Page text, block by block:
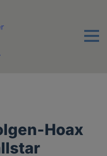
Menu
Hoax